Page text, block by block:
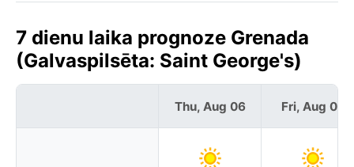
7 dienu laika prognoze Grenada
(Galvaspilsēta: Saint George's)
Thu, Aug 06 Fri, Aug 07